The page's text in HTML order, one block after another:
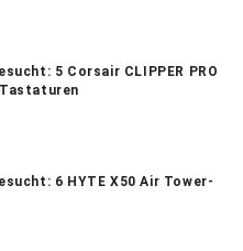
5 Corsair CLIPPER PRO
6 HYTE X50 Air Tower-